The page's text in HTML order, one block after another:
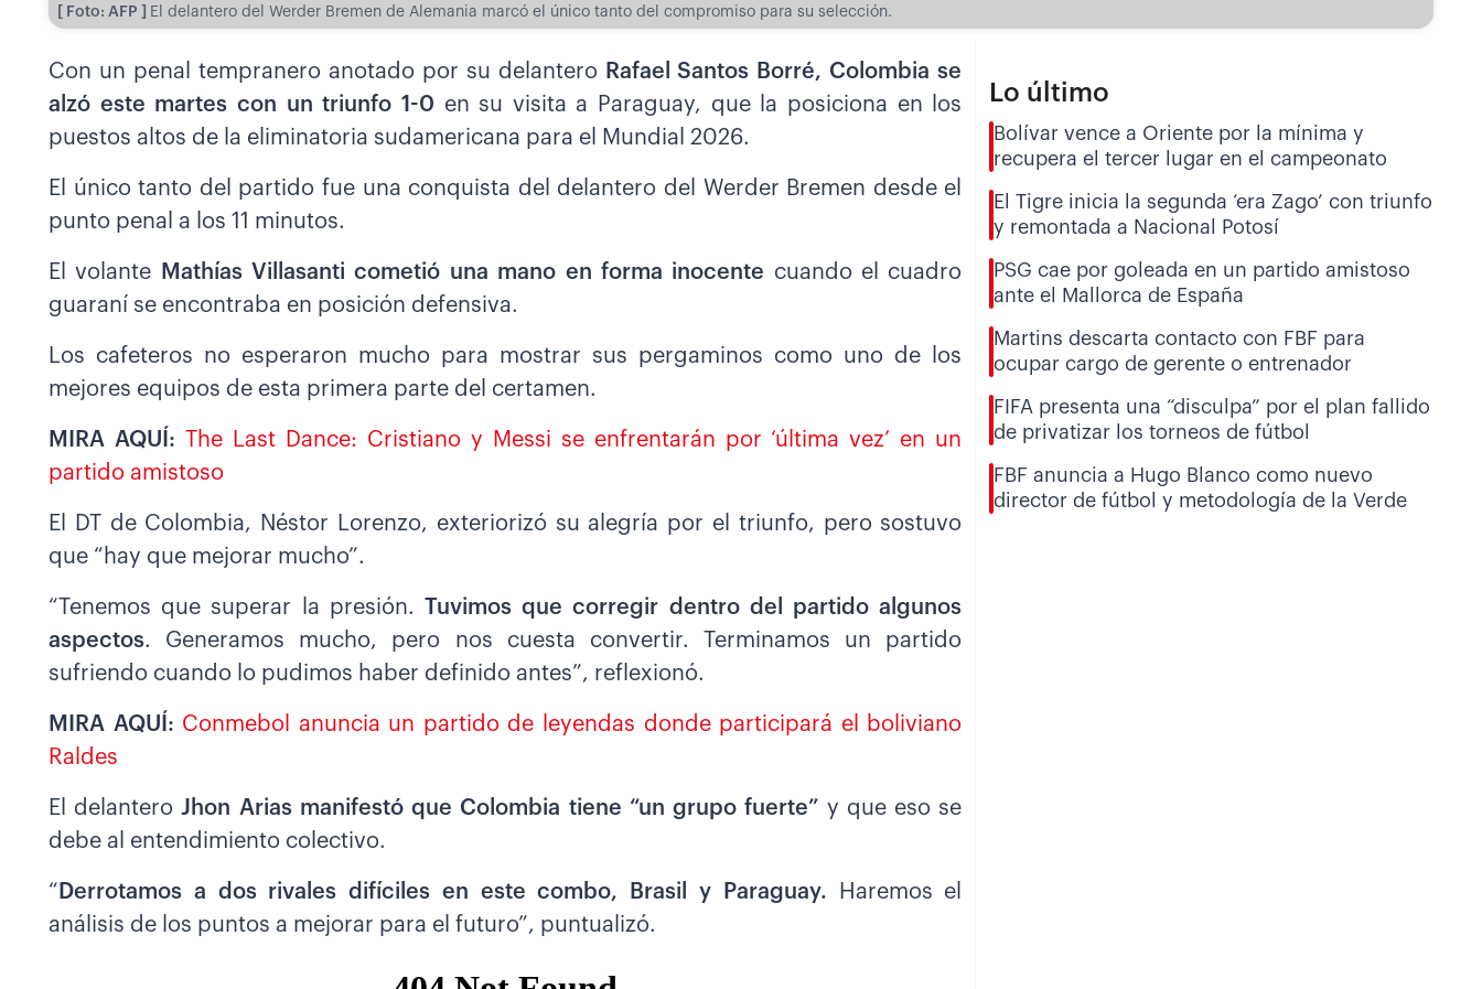
[ Foto: AFP ] El delantero del Werder Bremen de Alemania marcó el único tanto del compromiso para su selección.
Con un penal tempranero anotado por su delanteroRafael Santos Borré, Colombia se
alzó este martes con un triunfo 1-0 en su visita a Paraguay, que la posiciona en los
puestos altos de la eliminatoria sudamericana para el Mundial 2026.
El único tanto del partido fue una conquista del delantero del Werder Bremen desde el
punto penal a los 11 minutos.
El volante Mathías Villasanti cometió una mano en forma inocente cuando el cuadro
guaraní se encontraba en posición defensiva.
Los cafeteros no esperaron mucho para mostrar sus pergaminos como uno de los
mejores equipos de esta primera parte del certamen.
MIRA AQUÍ: The Last Dance: Cristiano y Messi se enfrentarán por ‘última vez’ en un
partido amistoso
El DT de Colombia, Néstor Lorenzo, exteriorizó su alegría por el triunfo, pero sostuvo
que “hay que mejorar mucho”.
“Tenemos que superar la presión.Tuvimos que corregir dentro del partido algunos
aspectos. Generamos mucho, pero nos cuesta convertir. Terminamos un partido
sufriendo cuando lo pudimos haber definido antes”, reflexionó.
MIRA AQUÍ: Conmebol anuncia un partido de leyendas donde participará el boliviano
Raldes
El delantero Jhon Arias manifestó que Colombia tiene “un grupo fuerte” y que eso se
debe al entendimiento colectivo.
“ Derrotamos a dos rivales difíciles en este combo, Brasil y Paraguay. Haremos el
análisis de los puntos a mejorar para el futuro”, puntualizó.
Lo último
Bolívar vence a Oriente por la mínima y
recupera el tercer lugar en el campeonato
El Tigre inicia la segunda ‘era Zago’ con triunfo
y remontada a Nacional Potosí
PSG cae por goleada en un partido amistoso
ante el Mallorca de España
Martins descarta contacto con FBF para
ocupar cargo de gerente o entrenador
FIFA presenta una “disculpa” por el plan fallido
de privatizar los torneos de fútbol
FBF anuncia a Hugo Blanco como nuevo
director de fútbol y metodología de la Verde